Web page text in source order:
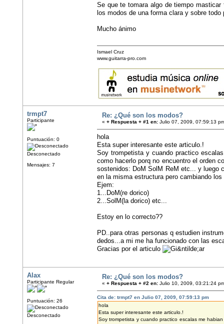
Se que te tomara algo de tiempo
los modos de una forma clara y sobre todo
Mucho ánimo
Ismael Cruz
www.guitarra-pro.com
trmpt7
Participante
Puntuación: 0
Desconectado
Mensajes: 7
Re: ¿Qué son los modos?
« + Respuesta + #1 en: Julio 07, 2009, 07:59:13
hola
Esta super interesante este articulo.!
Soy trompetista y cuando practico
como hacerlo porq no encuentro el orden
sostenidos: DoM SolM ReM etc... y luego
en la misma estructura pero cambiando los
Ejem:
1...DoM(re dorico)
2...SolM(la dorico) etc...
Estoy en lo correcto??
PD..para otras personas q estudien
dedos...a mi me ha funcionado con las
Gracias por el articulo
Alax
Participante Regular
Puntuación: 26
Desconectado
Re: ¿Qué son los modos?
« + Respuesta + #2 en: Julio 10, 2009, 03:21:24
Cita de: trmpt7 en Julio 07, 2009, 07:59:13 pm
hola
Esta super interesante este articulo.!
Soy trompetista y cuando practico escalas me